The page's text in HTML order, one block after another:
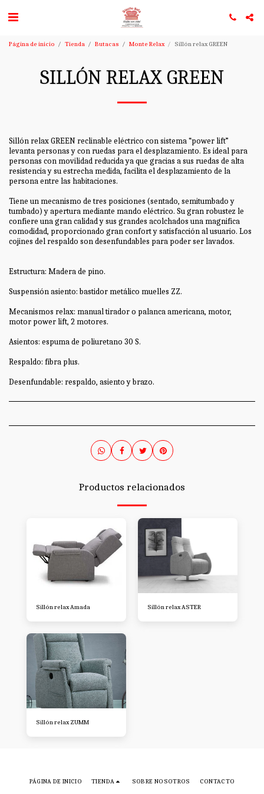
Página de inicio Tienda Butacas Monte Relax Sillón relax GREEN
SILLÓN RELAX GREEN
Sillón relax GREEN reclinable eléctrico con sistema “power lift”
levanta personas y con ruedas para el desplazamiento. Es ideal para
personas con movilidad reducida ya que gracias a sus ruedas de alta
resistencia y su estrecha medida, facilita el desplazamiento de la
persona entre las habitaciones.
Tiene un mecanismo de tres posiciones (sentado, semitumbado y
tumbado) y apertura mediante mando eléctrico. Su gran robustez le
confiere una gran calidad y sus grandes acolchados una magnifica
comodidad, proporcionado gran confort y satisfacción al usuario. Los
cojines del respaldo son desenfundables para poder ser lavados.
Estructura: Madera de pino.
Suspensión asiento: bastidor metálico muelles ZZ.
Mecanismos relax: manual tirador o palanca americana, motor,
motor power lift, 2 motores.
Asientos: espuma de poliuretano 30 S.
Respaldo: fibra plus.
Desenfundable: respaldo, asiento y brazo.
Productos relacionados
Sillón relax Amada Sillón relax ASTER
Sillón relax ZUMM
PÁGINA DE INICIO TIENDA SOBRE NOSOTROS CONTACTO